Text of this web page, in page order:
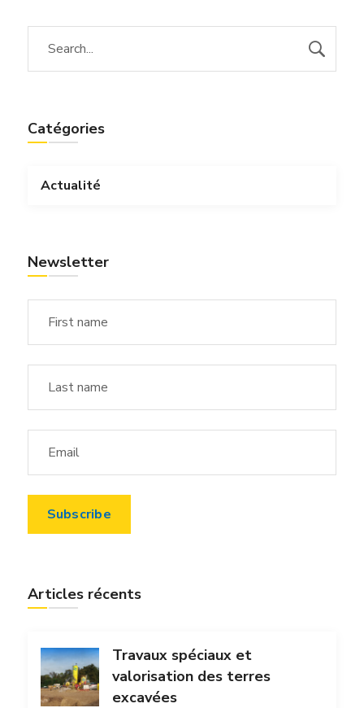
Catégories
Actualité
Newsletter
Articles récents
Travaux spéciaux et
valorisation des terres
excavées